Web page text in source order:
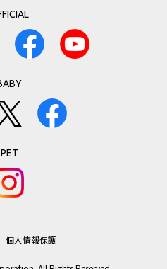
部または一部を複製することは著
することができます。
様は、当該製品のご使用、ご購入
ついて賠償しなければなりませ
できなかったことにより、万一、
責任を負いません。
止、変更、終了
更、終了する場合がございます。
PET
個人情報保護